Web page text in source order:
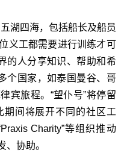
湖四海，包括船长及船员
义工都需要进行训练才可
的人分享知识、帮助和希
个国家，如泰国曼谷、哥
宾旅程。“望仆号”将停留
间将展开不同的社区工
Charity”等组织推动
、协助。